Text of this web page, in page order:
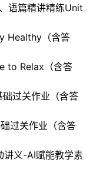
语篇精讲精练Unit
Healthy（含答
to Relax（含答
过关作业（含答
过关作业（含答
义-AI赋能教学素